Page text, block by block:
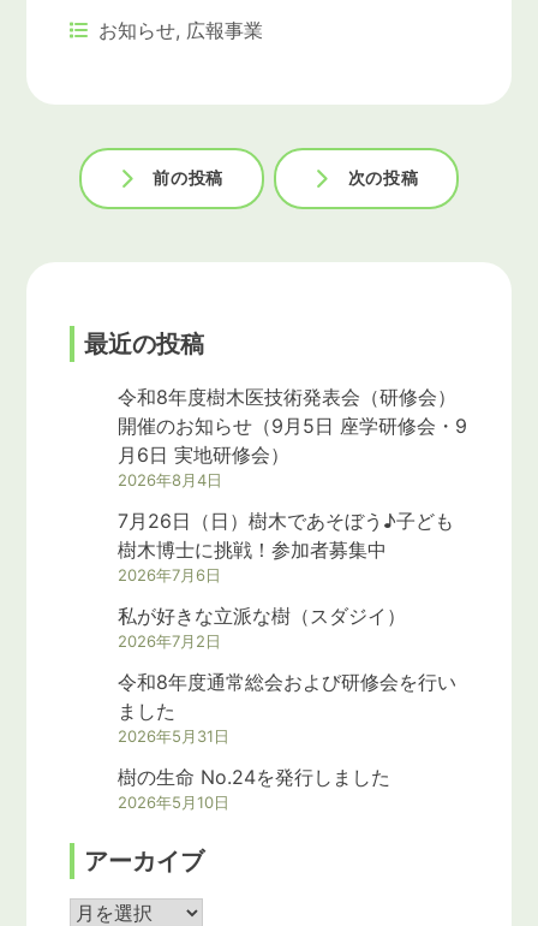
お知らせ, 広報事業
ナ
前の投稿 次の投稿
最近の投稿
令和8年度樹木医技術発表会（研修会）
開催のお知らせ（9月5日 座学研修会・9
月6日 実地研修会）
2026年8月4日
7月26日（日）樹木であそぼう♪子ども
樹木博士に挑戦！参加者募集中
2026年7月6日
私が好きな立派な樹（スダジイ）
2026年7月2日
令和8年度通常総会および研修会を行い
ました
2026年5月31日
樹の生命 No.24を発行しました
2026年5月10日
アーカイブ